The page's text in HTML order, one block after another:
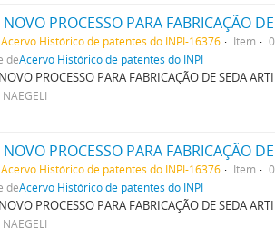
PROCESSO PARA FABRICAÇÃO
Histórico de patentes do INPI-16376 Item
deAcervo Histórico de patentes do INPI
PROCESSO PARA FABRICAÇÃO DE SEDA
PROCESSO PARA FABRICAÇÃO
Histórico de patentes do INPI-16376 Item
deAcervo Histórico de patentes do INPI
PROCESSO PARA FABRICAÇÃO DE SEDA